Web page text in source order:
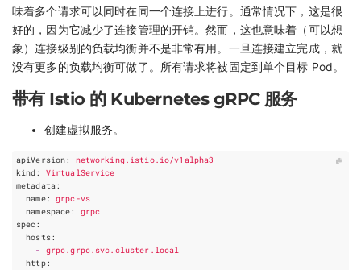
味着多个请求可以同时在同一个连接上进行。通常情况下，这是很
好的，因为它减少了连接管理的开销。然而，这也意味着（可以想
象）连接级别的负载均衡并不是非常有用。一旦连接建立完成，就
没有更多的负载均衡可做了。所有请求将被固定到单个目标 Pod。
带有 Istio 的 Kubernetes gRPC 服务
创建虚拟服务。
apiVersion:
networking.istio.io/v1alpha3
kind :
VirtualService
metadata:
name:
grpc-vs
namespace:
grpc
spec :
hosts:
-
grpc.grpc.svc.cluster.local
http: